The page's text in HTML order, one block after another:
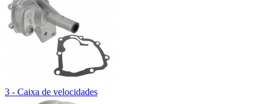
3 - Caixa de velocidades